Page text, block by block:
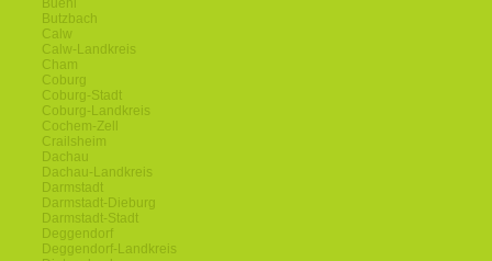
Buehl
Butzbach
Calw
Calw-Landkreis
Cham
Coburg
Coburg-Stadt
Coburg-Landkreis
Cochem-Zell
Crailsheim
Dachau
Dachau-Landkreis
Darmstadt
Darmstadt-Dieburg
Darmstadt-Stadt
Deggendorf
Deggendorf-Landkreis